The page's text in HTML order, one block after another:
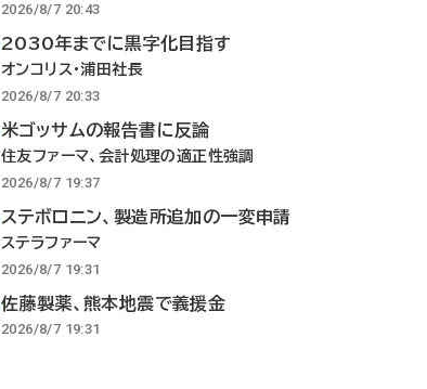
2026/8/7 20:43
2030年までに黒字化目指す
オンコリス・浦田社長
2026/8/7 20:33
米ゴッサムの報告書に反論
住友ファーマ、会計処理の適正性強調
2026/8/7 19:37
ステボロニン、製造所追加の一変申請
ステラファーマ
2026/8/7 19:31
佐藤製薬、熊本地震で義援金
2026/8/7 19:31